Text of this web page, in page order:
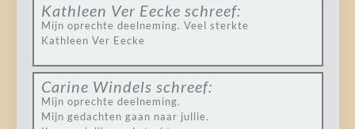
Kathleen Ver Eecke schreef:
Mijn oprechte deelneming. Veel sterkte
Kathleen Ver Eecke
Carine Windels schreef:
Mijn oprechte deelneming.
Mijn gedachten gaan naar jullie.